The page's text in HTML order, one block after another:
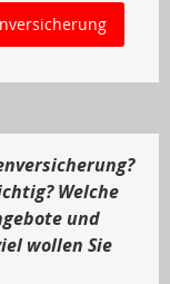
Welche
und
wollen Sie